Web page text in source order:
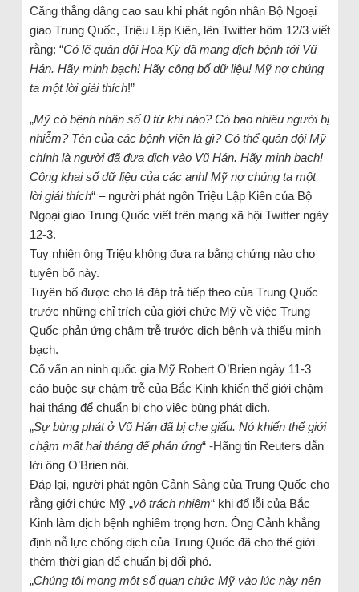
Căng thẳng dâng cao sau khi phát ngôn nhân Bộ Ngoại
giao Trung Quốc, Triệu Lập Kiên, lên Twitter hôm 12/3 viết
rằng: “Có lẽ quân đội Hoa Kỳ đã mang dịch bệnh tới Vũ
Hán. Hãy minh bạch! Hãy công bố dữ liệu! Mỹ nợ chúng
ta một lời giải thích!”
„Mỹ có bệnh nhân số 0 từ khi nào? Có bao nhiêu người bị
nhiễm? Tên của các bệnh viện là gì? Có thể quân đội Mỹ
chính là người đã đưa dịch vào Vũ Hán. Hãy minh bạch!
Công khai số dữ liệu của các anh! Mỹ nợ chúng ta một
lời giải thích“ – người phát ngôn Triệu Lập Kiên của Bộ
Ngoại giao Trung Quốc viết trên mạng xã hội Twitter ngày
12-3.
Tuy nhiên ông Triệu không đưa ra bằng chứng nào cho
tuyên bố này.
Tuyên bố được cho là đáp trả tiếp theo của Trung Quốc
trước những chỉ trích của giới chức Mỹ về việc Trung
Quốc phản ứng chậm trễ trước dịch bệnh và thiếu minh
bạch.
Cố vấn an ninh quốc gia Mỹ Robert O’Brien ngày 11-3
cáo buộc sự chậm trễ của Bắc Kinh khiến thế giới chậm
hai tháng để chuẩn bị cho việc bùng phát dịch.
„Sự bùng phát ở Vũ Hán đã bị che giấu. Nó khiến thế giới
chậm mất hai tháng để phản ứng“ -Hãng tin Reuters dẫn
lời ông O’Brien nói.
Đáp lại, người phát ngôn Cảnh Sảng của Trung Quốc cho
rằng giới chức Mỹ „vô trách nhiệm“ khi đổ lỗi của Bắc
Kinh làm dịch bệnh nghiêm trọng hơn. Ông Cảnh khẳng
định nỗ lực chống dịch của Trung Quốc đã cho thế giới
thêm thời gian để chuẩn bị đối phó.
„Chúng tôi mong một số quan chức Mỹ vào lúc này nên